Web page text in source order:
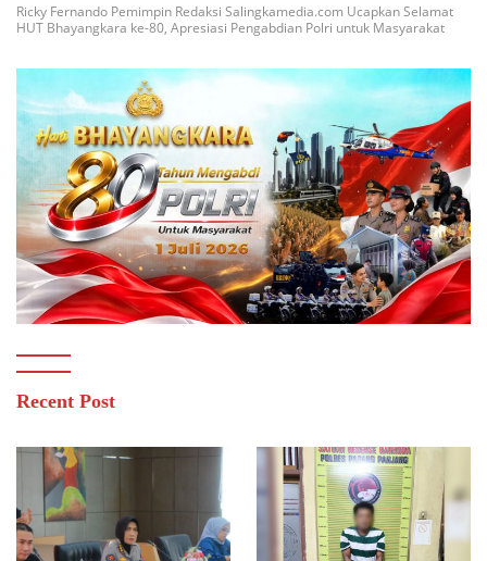
Ricky Fernando Pemimpin Redaksi Salingkamedia.com Ucapkan Selamat
HUT Bhayangkara ke-80, Apresiasi Pengabdian Polri untuk Masyarakat
Recent Post